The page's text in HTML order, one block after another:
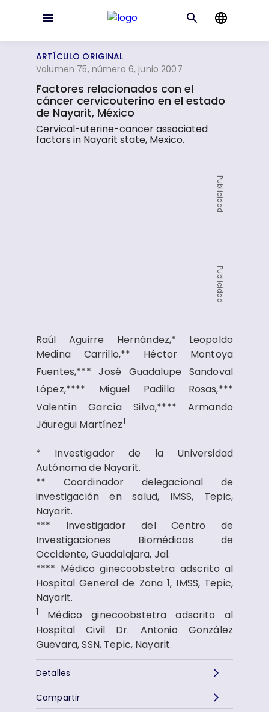
ARTÍCULO ORIGINAL
Volumen 75, número 6, junio 2007
Factores relacionados con el
cáncer cervicouterino en el estado
de Nayarit, México
Cervical-uterine-cancer associated
factors in Nayarit state, Mexico.
Publicidad
Publicidad
Raúl Aguirre Hernández,* Leopoldo
Medina Carrillo,** Héctor Montoya
Fuentes,*** José Guadalupe Sandoval
López,****
Miguel Padilla Rosas,***
Valentín García Silva,****
Armando
Jáuregui Martínez1
* Investigador de la Universidad
Autónoma de Nayarit.
** Coordinador delegacional de
investigación en salud, IMSS, Tepic,
Nayarit.
*** Investigador del Centro de
Investigaciones Biomédicas de
Occidente, Guadalajara, Jal.
**** Médico ginecoobstetra adscrito al
Hospital General de Zona 1, IMSS, Tepic,
Nayarit.
1
Médico ginecoobstetra adscrito al
Hospital Civil Dr. Antonio González
Guevara, SSN, Tepic, Nayarit.
Detalles
Compartir